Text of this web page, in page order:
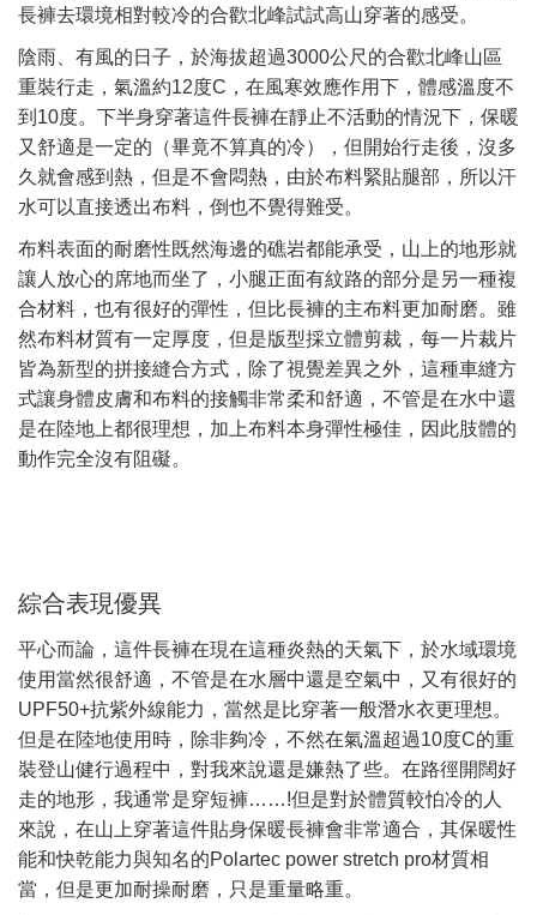
長褲去環境相對較冷的合歡北峰試試高山穿著的感受。
陰雨、有風的日子，於海拔超過3000公尺的合歡北峰山區
重裝行走，氣溫約12度C ，在風寒效應作用下，體感溫度不
到10度。下半身穿著這件長褲在靜止不活動的情況下，保暖
又舒適是一定的（畢竟不算真的冷），但開始行走後，沒多
久就會感到熱，但是不會悶熱，由於布料緊貼腿部，所以汗
水可以直接透出布料，倒也不覺得難受。
布料表面的耐磨性既然海邊的礁岩都能承受，山上的地形就
讓人放心的席地而坐了，小腿正面有紋路的部分是另一種複
合材料，也有很好的彈性，但比長褲的主布料更加耐磨。雖
然布料材質有一定厚度，但是版型採立體剪裁，每一片裁片
皆為新型的拼接縫合方式，除了視覺差異之外，這種車縫方
式讓身體皮膚和布料的接觸非常柔和舒適，不管是在水中還
是在陸地上都很理想，加上布料本身彈性極佳，因此肢體的
動作完全沒有阻礙。
綜合表現優異
平心而論，這件長褲在現在這種炎熱的天氣下，於水域環境
使用當然很舒適，不管是在水層中還是空氣中，又有很好的
UPF50+抗紫外線能力，當然是比穿著一般潛水衣更理想。
但是在陸地使用時，除非夠冷，不然在氣溫超過10度C的重
裝登山健行過程中，對我來說還是嫌熱了些。在路徑開闊好
走的地形，我通常是穿短褲……!但是對於體質較怕冷的人
來說，在山上穿著這件貼身保暖長褲會非常適合，其保暖性
能和快乾能力與知名的Polartec power stretch pro材質相
當，但是更加耐操耐磨，只是重量略重。